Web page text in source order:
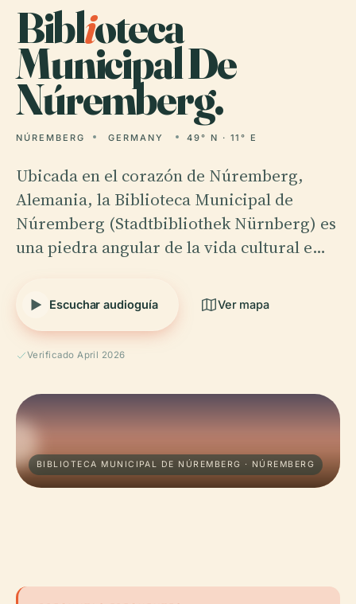
Biblioteca
Municipal De
Núremberg.
NÚREMBERG GERMANY 49° N · 11° E
Ubicada en el corazón de Núremberg,
Alemania, la Biblioteca Municipal de
Núremberg (Stadtbibliothek Nürnberg) es
una piedra angular de la vida cultural e…
Escuchar audioguía Ver mapa
Verificado April 2026
BIBLIOTECA MUNICIPAL DE NÚREMBERG · NÚREMBERG